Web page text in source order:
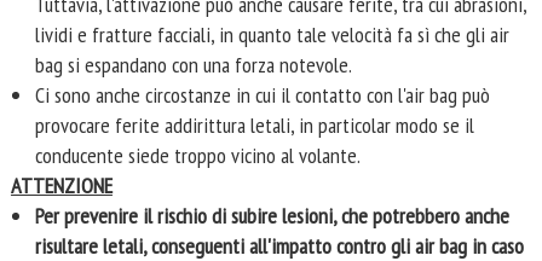
lividi e fratture facciali, in quanto tale velocità fa sì che gli air
bag si espandano con una forza notevole.
Ci sono anche circostanze in cui il contatto con l'air bag può
provocare ferite addirittura letali, in particolar modo se il
conducente siede troppo vicino al volante.
ATTENZIONE
Per prevenire il rischio di subire lesioni, che potrebbero anche
risultare letali, conseguenti all'impatto contro gli air bag in caso